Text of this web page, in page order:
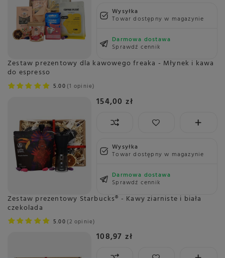
Wysyłka
Towar dostępny w magazynie
Darmowa dostawa
Sprawdź cennik
Zestaw prezentowy dla kawowego freaka - Młynek i kawa
do espresso
5.00 1 opinie
154,00 zł
Wysyłka
Towar dostępny w magazynie
Darmowa dostawa
Sprawdź cennik
Zestaw prezentowy Starbucks® - Kawy ziarniste i biała
czekolada
5.00 2 opinie
108,97 zł